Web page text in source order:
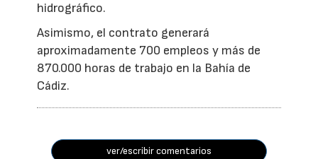
hidrográfico.
Asimismo, el contrato generará
aproximadamente 700 empleos y más de
870.000 horas de trabajo en la Bahía de
Cádiz.
ver/escribir comentarios